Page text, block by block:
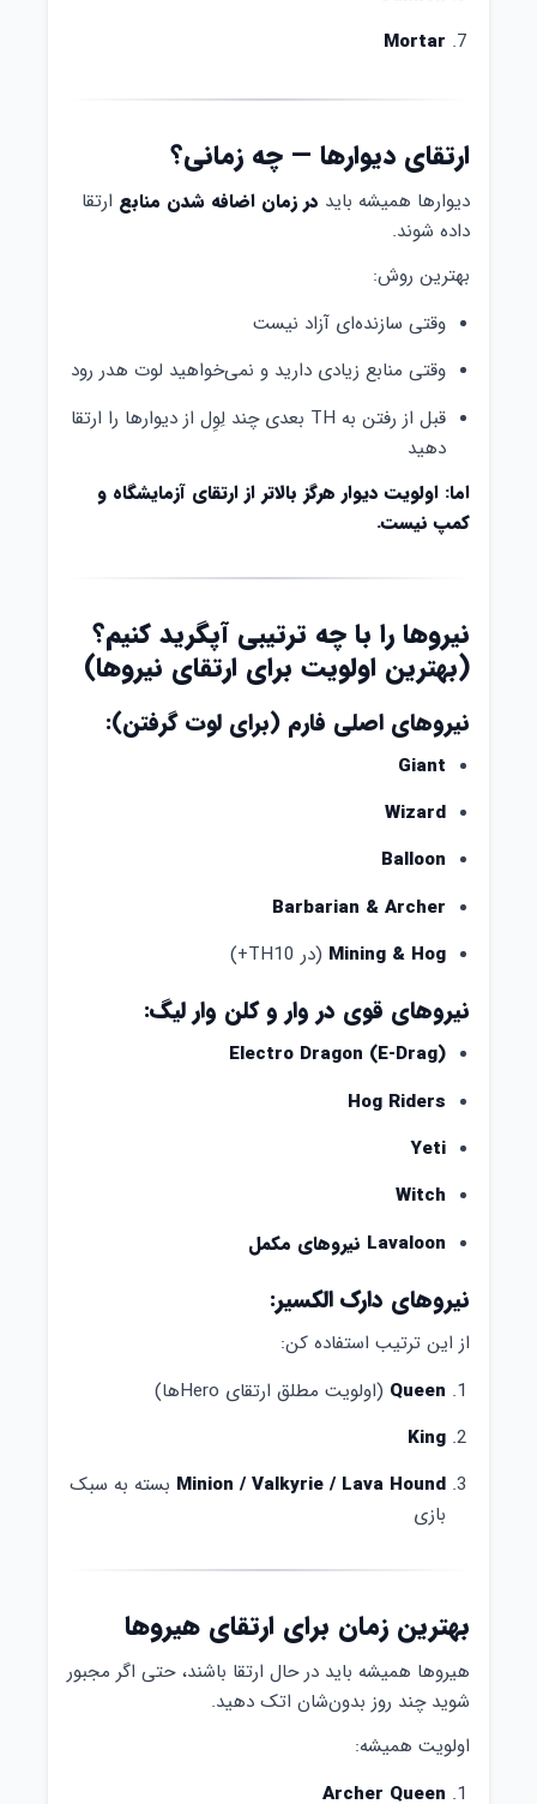
Mortar
ارتقای دیوارها — چه زمانی؟
دیوارها همیشه باید در زمان اضافه شدن منابع ارتقا
داده شوند.
بهترین روش:
وقتی سازنده‌ای آزاد نیست
وقتی منابع زیادی دارید و نمی‌خواهید لوت هدر رود
قبل از رفتن به TH بعدی چند لِوِل از دیوارها را ارتقا
دهید
اما: اولویت دیوار هرگز بالاتر از ارتقای آزمایشگاه و
کمپ نیست.
نیروها را با چه ترتیبی آپگرید کنیم؟
(بهترین اولویت برای ارتقای نیروها)
نیروهای اصلی فارم (برای لوت گرفتن):
Giant
Wizard
Balloon
Barbarian & Archer
Mining & Hog (در TH10+)
نیروهای قوی در وار و کلن وار لیگ:
Electro Dragon (E-Drag)
Hog Riders
Yeti
Witch
Lavaloon نیروهای مکمل
نیروهای دارک الکسیر:
از این ترتیب استفاده کن:
Queen (اولویت مطلق ارتقای Hero‌ها)
King
Minion / Valkyrie / Lava Hound بسته به سبک
بازی
بهترین زمان برای ارتقای هیروها
هیروها همیشه باید در حال ارتقا باشند، حتی اگر مجبور
شوید چند روز بدون‌شان اتک دهید.
اولویت همیشه:
Archer Queen